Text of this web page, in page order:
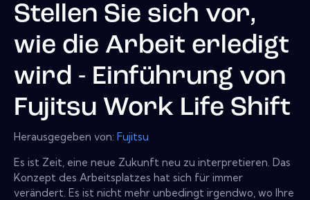
Stellen Sie sich vor,
wie die Arbeit erledigt
wird - Einführung von
Fujitsu Work Life Shift
Herausgegeben von: Fujitsu
Es ist Zeit, eine neue Zukunft neu zu interpretieren. Das
Konzept des Arbeitsplatzes hat sich für immer
verändert. Es ist nicht mehr unbedingt irgendwo, wo Ihre